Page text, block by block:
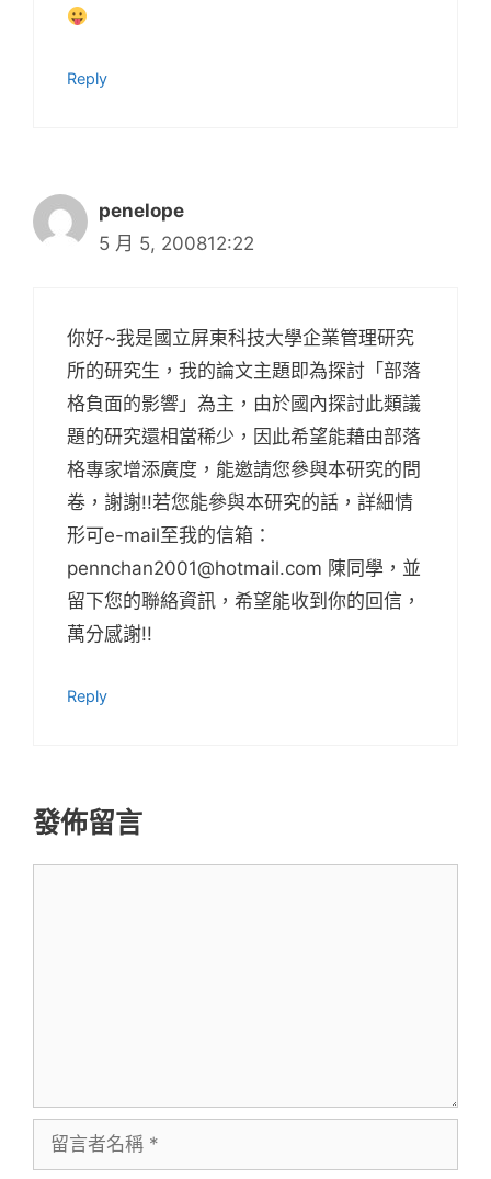
Reply
penelope
5 月 5, 200812:22
你好~我是國立屏東科技大學企業管理研究
所的研究生，我的論文主題即為探討「部落
格負面的影響」為主，由於國內探討此類議
題的研究還相當稀少，因此希望能藉由部落
格專家增添廣度，能邀請您參與本研究的問
卷，謝謝!!若您能參與本研究的話，詳細情
形可e-mail至我的信箱：
pennchan2001@hotmail.com 陳同學，並
留下您的聯絡資訊，希望能收到你的回信，
萬分感謝!!
Reply
發佈留言
言